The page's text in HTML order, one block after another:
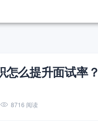
怎么提升面试率？
8716 阅读